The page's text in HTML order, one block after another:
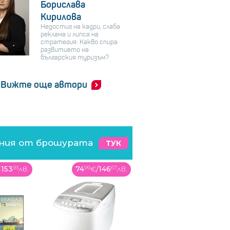
Борислава
Кирилова
Недостиг на кадри, слаба
реклама и липса на
стратегия: Какво спира
развитието на
българския туризъм?
Вижте още автори
от брошурата ТУК
93лв. 7499€/14667лв.